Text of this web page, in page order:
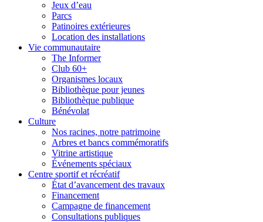
Jeux d’eau
Parcs
Patinoires extérieures
Location des installations
Vie communautaire
The Informer
Club 60+
Organismes locaux
Bibliothèque pour jeunes
Bibliothèque publique
Bénévolat
Culture
Nos racines, notre patrimoine
Arbres et bancs commémoratifs
Vitrine artistique
Événements spéciaux
Centre sportif et récréatif
État d’avancement des travaux
Financement
Campagne de financement
Consultations publiques